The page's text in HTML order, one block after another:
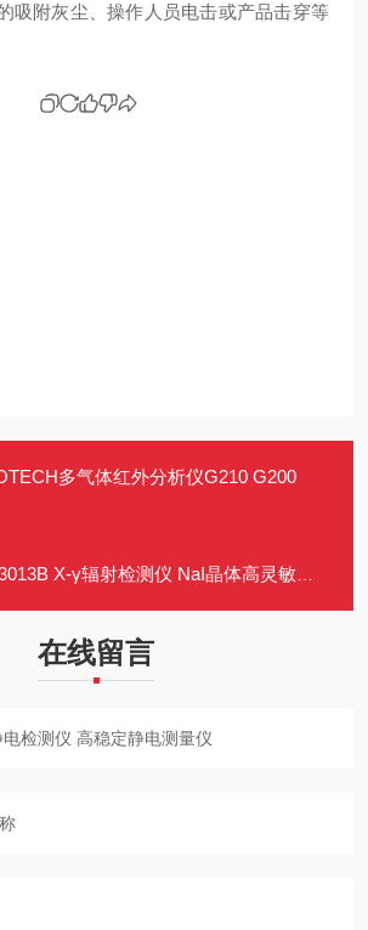
吸附灰尘、操作人员电击或产品击穿等
多气体红外分析仪G210 G200
X-γ辐射检测仪 NaI晶体高灵敏度辐射测量仪
在线留言